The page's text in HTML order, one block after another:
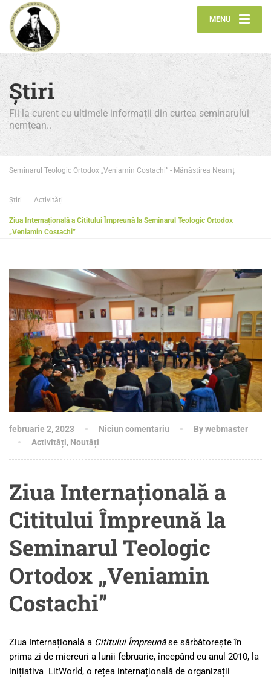
MENU
Știri
Fii la curent cu ultimele informații din curtea seminarului
nemțean..
Seminarul Teologic Ortodox „Veniamin Costachi” - Mânăstirea Neamț
Știri Activități
Ziua Internațională a Cititului Împreună la Seminarul Teologic Ortodox
„Veniamin Costachi”
februarie 2, 2023 Niciun comentariu
By webmaster
Activități, Noutăți
Ziua Internațională a
Cititului Împreună la
Seminarul Teologic
Ortodox „Veniamin
Costachi”
Ziua Internațională a Cititului Împreunăse sărbătorește în
prima zi de miercuri a lunii februarie, începând cu anul 2010, la
inițiativa LitWorld, o rețea internațională de organizații